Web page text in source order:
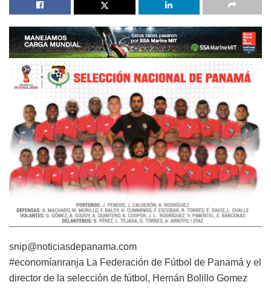
snip@noticiasdepanama.com
#economíanranja La Federación de Fútbol de Panamá y el
director de la selección de fútbol, Hernán Bolillo Gomez